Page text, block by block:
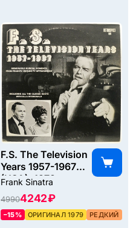
F.S. The Television
Years 1957-1967
(USA), 1979
Frank Sinatra
49904242 ₽
–15% ОРИГИНАЛ 1979 РЕДКИЙ